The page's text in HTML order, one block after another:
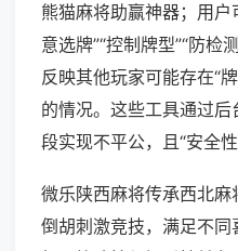
熊猫麻将助赢神器；用
意选牌”“控制牌型”“防检
反映其他玩家可能存在“
的情况。这些工具通过
段实现不平公，且“安全性
微乐陕西麻将传承西北
倒胡刺激竞技，满足不